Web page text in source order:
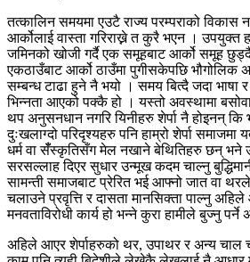
तत्कालिन समयमा एउटै राज्य परम्पराको
आर्कोलाई वास्ता गरिराख्ने त कुरै भएन । उपयुक्त
जमिनको खोजी गर्दै एक समूहबाट आर्को समूह
एकठाउँबाट आर्को ठाउँमा पुगीसकेपछि
सम्बन्ध टाढा हुने नै भयो । समय बित्दै जदा भाषा
भिन्नता आएको पक्कै हो । यस्तो अवस्थामा
थप अनुसनधान नगरि यिनीहरु शेर्पा नै होइनन् कि
दुःखलाग्दो परिदृश्यहरु पनि हाम्रो शेर्पा समाजमा
धर्म वा सँँस्कृतिसँग मेल नखाने बेथितिहरु छन् भने
सरसल्लाह दिएर सुधार उन्मूख कदम चाल्नु
सामन्ती समाजबाट प्रेरित भई आफ्नो जात वा
चलाउने प्रवृत्ति र दासता मानसिक्ता पाल्नु
मनवताविरोधी कार्य हो भन्ने कुरा हामीले बुज्नु
अहिले आएर शेर्पाहरुको थर, उपाथर र अन्य चाल